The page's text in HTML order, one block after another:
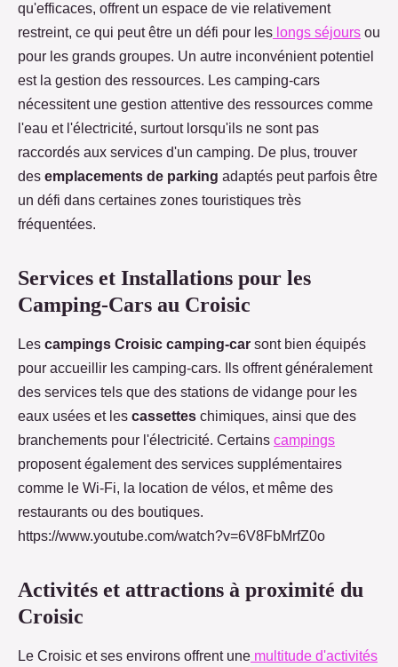
qu'efficaces, offrent un espace de vie relativement
restreint, ce qui peut être un défi pour les longs séjours ou
pour les grands groupes. Un autre inconvénient potentiel
est la gestion des ressources. Les camping-cars
nécessitent une gestion attentive des ressources comme
l'eau et l'électricité, surtout lorsqu'ils ne sont pas
raccordés aux services d'un camping. De plus, trouver
des emplacements de parking adaptés peut parfois être
un défi dans certaines zones touristiques très
fréquentées.
Services et Installations pour les
Camping-Cars au Croisic
Les campings Croisic camping-car sont bien équipés
pour accueillir les camping-cars. Ils offrent généralement
des services tels que des stations de vidange pour les
eaux usées et les cassettes chimiques, ainsi que des
branchements pour l'électricité. Certains campings
proposent également des services supplémentaires
comme le Wi-Fi, la location de vélos, et même des
restaurants ou des boutiques.
https://www.youtube.com/watch?v=6V8FbMrfZ0o
Activités et attractions à proximité du
Croisic
Le Croisic et ses environs offrent une multitude d'activités